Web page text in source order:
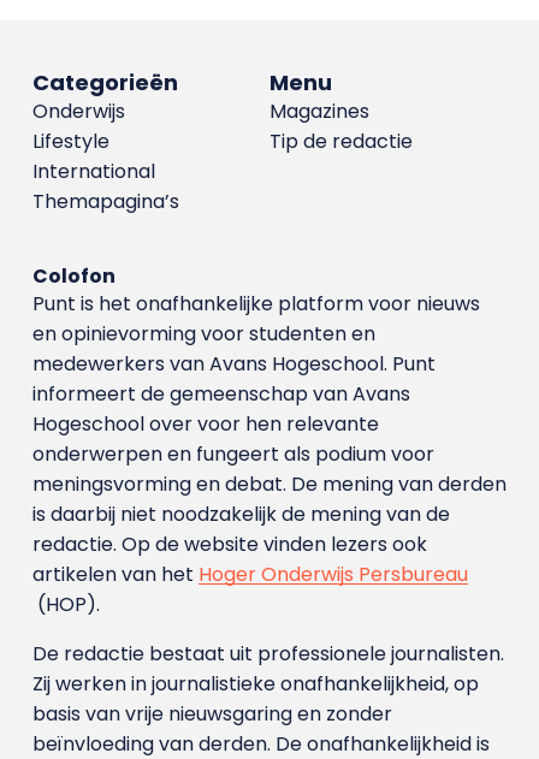
Menu
Magazines
Tip de redactie
Categorieën
Onderwijs
Lifestyle
International
Themapagina’s
Colofon
Punt is het onafhankelijke platform voor nieuws
en opinievorming voor studenten en
medewerkers van Avans Hoge­school. Punt
informeert de gemeenschap van Avans
Hogeschool over voor hen relevante
onderwerpen en fungeert als podium voor
meningsvorming en debat. De mening van derden
is daarbij niet noodzakelijk de mening van de
redactie. Op de website vinden lezers ook
artikelen van het Hoger Onderwijs Persbureau
(HOP).
De redactie bestaat uit professionele journalisten.
Zij werken in journalistieke onafhankelijkheid, op
basis van vrije nieuwsgaring en zonder
beïnvloeding van derden. De onafhankelijkheid is